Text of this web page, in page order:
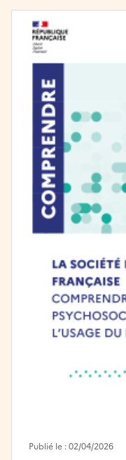
Publié le : 02/04/2026
Image